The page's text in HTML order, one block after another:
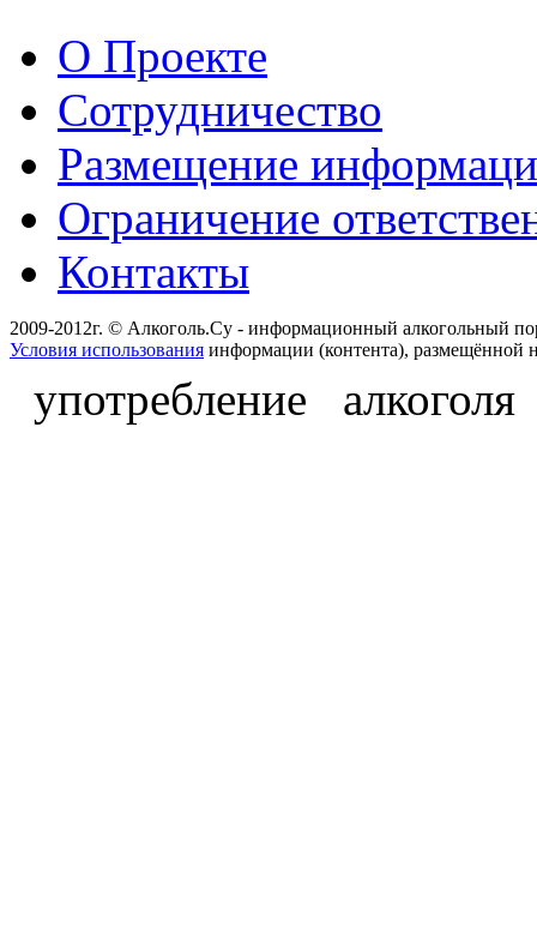
О Проекте
Сотрудничество
Размещение
Ограничение
Контакты
2009-2012г. © Алкоголь.Су - информационный алкогольный
Условия использования информации (контента), размещённой
употребление